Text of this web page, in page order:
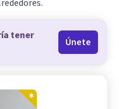
tener
Únete